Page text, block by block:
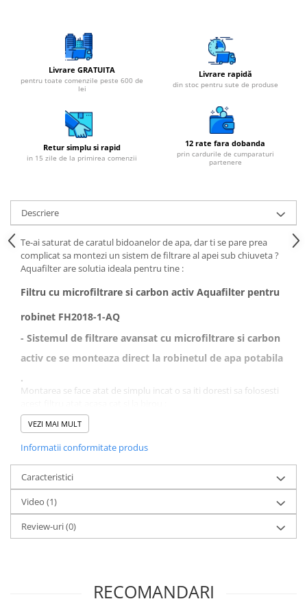
Livrare GRATUITA
pentru toate comenzile peste 600 de
lei
Livrare rapidă
din stoc pentru sute de produse
Retur simplu si rapid
in 15 zile de la primirea comenzii
12 rate fara dobanda
prin cardurile de cumparaturi
partenere
Descriere
Te-ai saturat de caratul bidoanelor de apa, dar ti se pare prea
complicat sa montezi un sistem de filtrare al apei sub chiuveta ?
Aquafilter are solutia ideala pentru tine :
Filtru cu microfiltrare si carbon activ Aquafilter pentru
robinet FH2018-1-AQ
- Sistemul de filtrare avansat cu microfiltrare si carbon
activ ce se monteaza direct la robinetul de apa potabila
.
Montarea se face atat de simplu incat o sa iti doresti sa folosesti
1. Selectezi unul din cele 10 inele adaptoare incluse in pachet
2. Fixezi inelul adaptor la robinetul tau
3. Montezi filtrul
• Sistem avansat de filtrare a apei potabile care funcționează cu
VEZI MAI MULT
Informatii conformitate produs
Caracteristici
Video (1)
Review-uri(0)
RECOMANDARI